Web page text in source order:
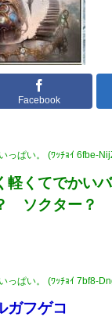
Facebook
っぱい。 (ﾜｯﾁｮｲ 6fbe-
軽くてでかい
ソクター？
っぱい。 (ﾜｯﾁｮｲ 7bf8-
ガフゲコ